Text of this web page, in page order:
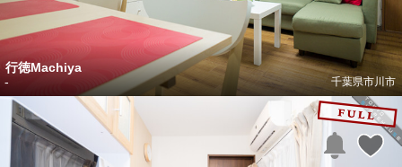
行徳Machiya
千葉県市川市
-